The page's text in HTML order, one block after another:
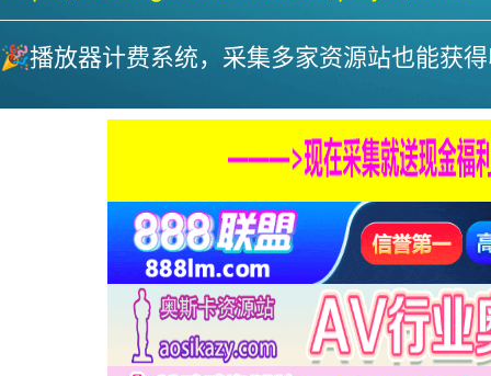
🎉播放器计费系统，采集多家资源站也能获